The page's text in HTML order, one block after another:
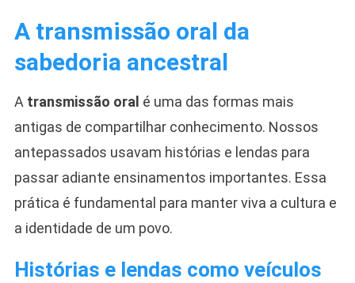
A transmissão oral da
sabedoria ancestral
A transmissão oral é uma das formas mais
antigas de compartilhar conhecimento. Nossos
antepassados usavam histórias e lendas para
passar adiante ensinamentos importantes. Essa
prática é fundamental para manter viva a cultura e
a identidade de um povo.
Histórias e lendas como veículos